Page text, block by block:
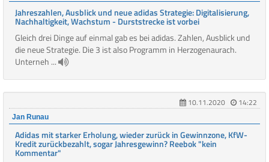
Jahreszahlen, Ausblick und neue adidas Strategie: Digitalisierung,
Nachhaltigkeit, Wachstum - Durststrecke ist vorbei
Gleich drei Dinge auf einmal gab es bei adidas. Zahlen, Ausblick und
die neue Strategie. Die 3 ist also Programm in Herzogenaurach.
Unterneh ...
10.11.2020 14:22
Jan Runau
Adidas mit starker Erholung, wieder zurück in Gewinnzone, KfW-
Kredit zurückbezahlt, sogar Jahresgewinn? Reebok "kein
Kommentar"